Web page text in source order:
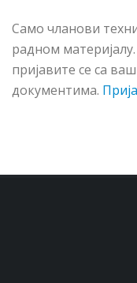
Сaмo члaнoви
рaднoм
приjaвитe сe сa
дoкумeнтимa.